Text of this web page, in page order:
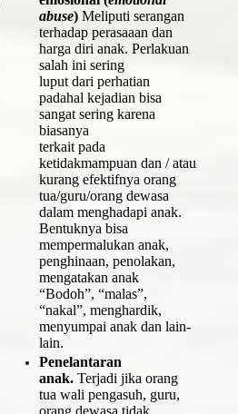
abuse)Meliputi serangan
terhadap perasaaan dan
harga diri anak. Perlakuan
salah ini sering
luput dari perhatian
padahal kejadian bisa
sangat sering karena
biasanya
terkait pada
ketidakmampuan dan / atau
kurang efektifnya orang
tua/guru/orang dewasa
dalam menghadapi anak.
Bentuknya bisa
mempermalukan anak,
penghinaan, penolakan,
mengatakan anak
“Bodoh”, “malas”,
“nakal”, menghardik,
menyumpai anak dan lain-
lain.
Penelantaran
anak.Terjadi jika orang
tua wali pengasuh, guru,
orang dewasa tidak